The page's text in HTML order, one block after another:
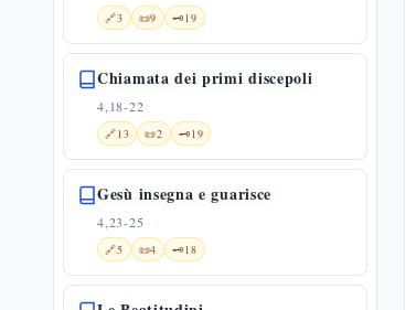
🔗3 📜9 🗝️19
Chiamata dei primi discepoli
4,18-22
🔗13 📜2 🗝️19
Gesù insegna e guarisce
4,23-25
🔗5 📜4 🗝️18